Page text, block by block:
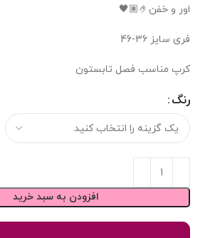
اور و خفن🤌🏽🖤
فری سایز 36-46
کرپ مناسب فصل تابستون
رنگ
افزودن به سبد خرید